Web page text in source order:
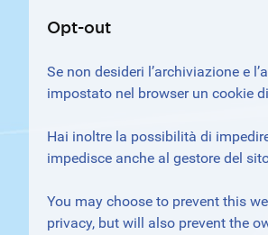
Opt-out
Se non desideri l’archiviazione e
impostato nel browser un cookie
Hai inoltre la possibilità di
impedisce anche al gestore del
You may choose to prevent this
privacy, but will also prevent the